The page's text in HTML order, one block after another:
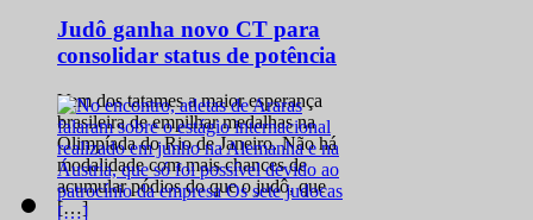
Judô ganha novo CT para
consolidar status de potência
Vem dos tatames a maior esperança
brasileira de empilhar medalhas na
Olimpíada do Rio de Janeiro. Não há
modalidade com mais chances de
acumular pódios do que o judô, que
[…]